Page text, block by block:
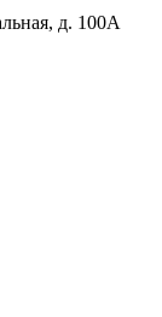
д. 100А